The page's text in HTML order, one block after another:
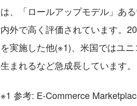
は、「ロールアップモデル」あ
内外で高く評価されています。
を実施した他(※1)、米国ではユ
生まれるなど急成長しています。
※1 参考: E-Commerce